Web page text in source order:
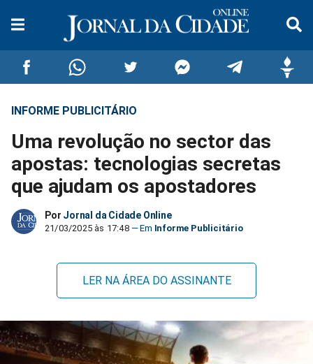
Compartilhar
no
Facebook
Compartilhar
no
Whatsapp
Compartilhar
no
Twitter
no
Messenger
no
Telegram
INFORME PUBLICITÁRIO
Uma revolução no sector das
apostas: tecnologias secretas
que ajudam os apostadores
Por Jornal da Cidade Online
21/03/2025 às 17:48 Informe Publicitário
LER NA ÁREA DO ASSINANTE